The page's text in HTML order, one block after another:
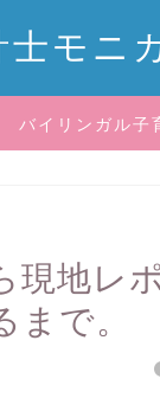
士モニ
バイリンガル子
現地レ
で。